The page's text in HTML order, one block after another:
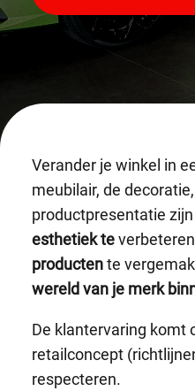
Verander je winkel in
meubilair, de
productpresentatie
esthetiek te
productente
wereld van je merk
De klantervaring komt
retailconcept
respecteren.